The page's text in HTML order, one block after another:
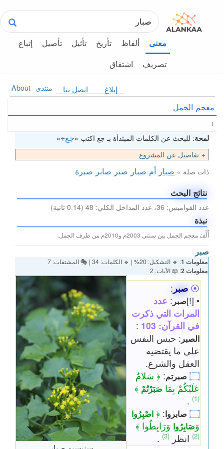
معنى ألفاظ تأريخ تأثيل تأصيل
إتباع
تصريف
اشتقاق
About منتدى اتصل بنا إبلاغ
معجم الجمل
لمحة: للبحث عن الكلمات المبتدأة بـ جع اكتب «جع+»
تفاصيل عن المشروع
ذات صلة » صبار أم صبار صبر صابر صبرة
نتائج البحث
عدد القواميس: 36، عدد المداخل الكلي: 48 (0.14 ثانية)
نبذة
أُلِّفَ معجم الجمل بين سنتي 2003م و2010م من طرف الجمل.
صبر
معلومات 1 : 🔸 التشكيل: 20% | 🔹 الكلمات: 34 | 🎭 المشتقات: 7
معلومات 2 : 📖 الآيات: 2
⦿ صبر :
• [!]صبر : عدد
المرات التي ذكرت
في القرآن: 103
:
الصبر : حبس النفس
علي ما يقتضيه
العقل والشرع.
۝ صبرتم: ﴿ سَلامٌ
عَلَيْكُمْ بِمَا صَبَرْتُمْ﴾
(1)
.
۝ صابروا: ﴿ اصْبِرُوا
وَصَابِرُواوَرَابِطُوا ﴾
(2) انظر (3)
.